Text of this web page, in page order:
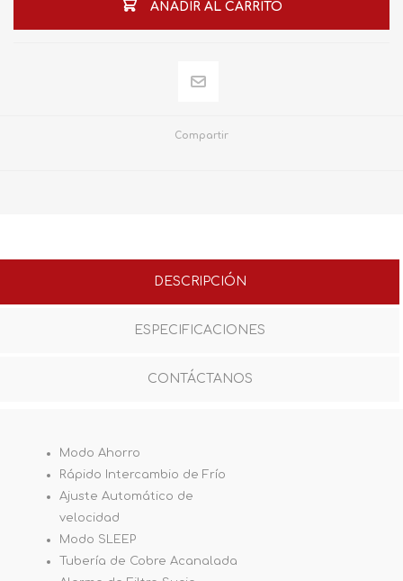
AÑADIR AL CARRITO
Compartir
DESCRIPCIÓN
ESPECIFICACIONES
CONTÁCTANOS
Modo Ahorro
Rápido Intercambio de Frío
Ajuste Automático de
velocidad
Modo SLEEP
Tubería de Cobre Acanalada